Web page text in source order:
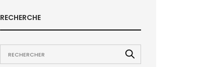
RECHERCHE